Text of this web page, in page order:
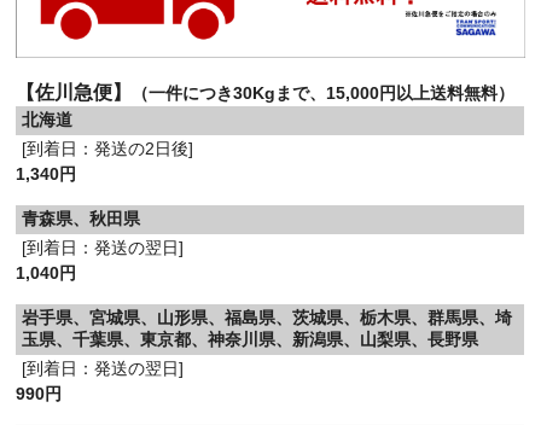
【佐川急便】
（一件につき30Kgまで、15,000円以上送料無料）
北海道
[到着日：発送の2日後]
1,340円
青森県、秋田県
[到着日：発送の翌日]
1,040円
岩手県、宮城県、山形県、福島県、茨城県、栃木県、群馬県、埼
玉県、千葉県、東京都、神奈川県、新潟県、山梨県、長野県
[到着日：発送の翌日]
990円